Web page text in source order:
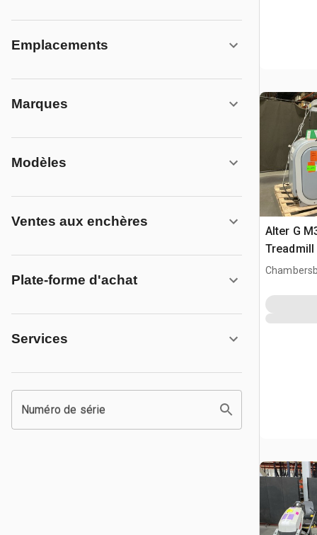
Emplacements
Marques
Modèles
Ventes aux enchères
Plate-forme d'achat
Services
Numéro de série
Alter G
Treadmill